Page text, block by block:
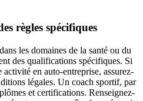
règles spécifiques
les domaines de la santé ou du
des qualifications spécifiques. Si
en auto-entreprise, assurez-
légales. Un coach sportif, par
et certifications. Renseignez-